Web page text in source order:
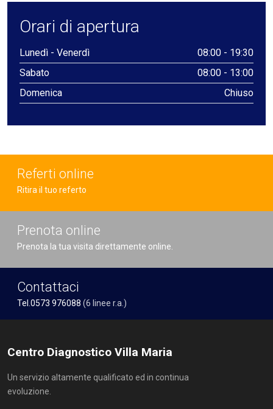
Orari di apertura
Lunedì - Venerdì
08:00 - 19:30
Sabato
08:00 - 13:00
Domenica
Chiuso
Referti online
Ritira il tuo referto
Prenota online
Prenota la tua visita direttamente online.
Contattaci
Tel.0573 976088 (6 linee r.a.)
Centro Diagnostico Villa Maria
Un servizio altamente qualificato ed in continua
evoluzione.